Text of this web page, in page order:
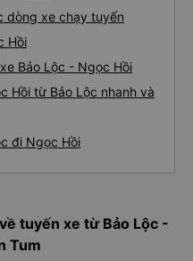
dòng xe chạy tuyến
Hồi
Bảo Lộc - Ngọc Hồi
Hồi từ Bảo Lộc nhanh và
đi Ngọc Hồi
tuyến xe từ Bảo Lộc -
Tum